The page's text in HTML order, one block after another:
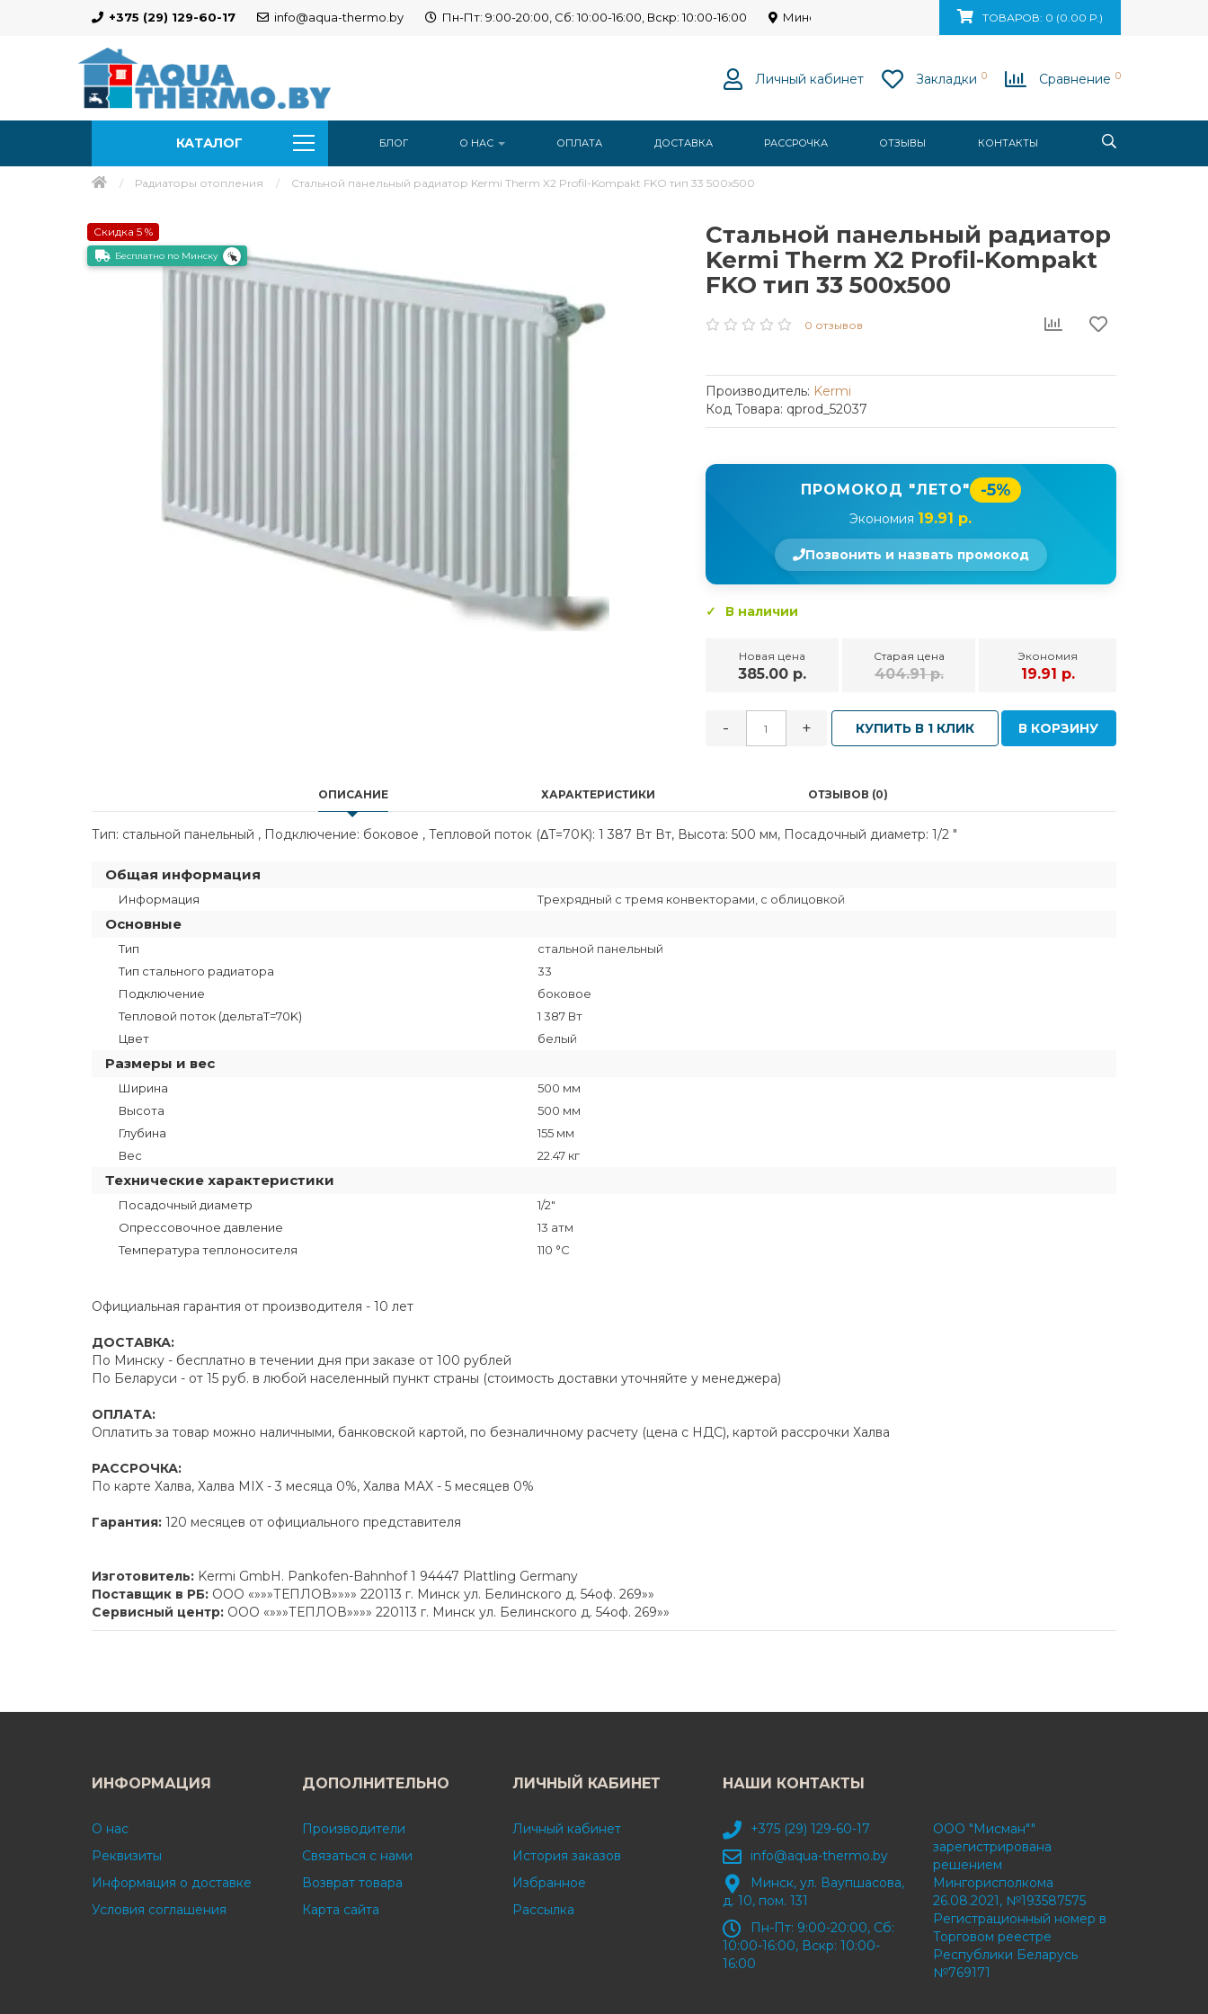
+375 (29) 129-60-17 info@aqua-thermo.by Пн-Пт: 9:00-20:00, Сб: 10:00-16:00, Вскр: 10:00-16:00 Минск, ул. Ваупшасова, д. 10, пом. 131ТОВАРОВ: 0 (0.00 Р.)
Личный кабинет Закладки 0 Сравнение 0
КАТАЛОГ БЛОГ О НАС ОПЛАТА ДОСТАВКА РАССРОЧКА ОТЗЫВЫ КОНТАКТЫ
Радиаторы отопления Стальной панельный радиатор Kermi Therm X2 Profil-Kompakt FKO тип 33 500x500
Скидка 5 %
Бесплатно по Минску
Стальной панельный радиатор
Kermi Therm X2 Profil-Kompakt
FKO тип 33 500x500
0 отзывов
Производитель: Kermi
Код Товара: qprod_52037
ПРОМОКОД "ЛЕТО" -5%
Экономия 19.91 р.
Позвонить и назвать промокод
В наличии
Новая цена
385.00 р.
Старая цена
404.91 р.
Экономия
19.91 р.
- + КУПИТЬ В 1 КЛИК В КОРЗИНУ
ОПИСАНИЕ ХАРАКТЕРИСТИКИ ОТЗЫВОВ (0)
Тип: стальной панельный , Подключение: боковое , Тепловой поток (ΔT=70K): 1 387 Вт Вт, Высота: 500 мм, Посадочный диаметр: 1/2 "
Общая информация
Информация Трехрядный с тремя конвекторами, с облицовкой
Основные
Тип
стальной панельный
Тип стального радиатора
33
Подключение
боковое
Тепловой поток (дельтаT=70K)
1 387 Вт
Цвет
белый
Размеры и вес
Ширина
500 мм
Высота
500 мм
Глубина
155 мм
Вес
22.47 кг
Технические характеристики
Посадочный диаметр
1/2"
Опрессовочное давление
13 атм
Температура теплоносителя
110 °C
Официальная гарантия от производителя - 10 лет
ДОСТАВКА:
По Минску - бесплатно в течении дня при заказе от 100 рублей
По Беларуси - от 15 руб. в любой населенный пункт страны (стоимость доставки уточняйте у менеджера)
ОПЛАТА:
Оплатить за товар можно наличными, банковской картой, по безналичному расчету (цена с НДС), картой рассрочки Халва
РАССРОЧКА:
По карте Халва, Халва MIX - 3 месяца 0%, Халва MAX - 5 месяцев 0%
Гарантия: 120 месяцев от официального представителя
Изготовитель: Kermi GmbH. Pankofen-Bahnhof 1 94447 Plattling Germany
Поставщик в РБ: ООО «»»»ТЕПЛОВ»»»» 220113 г. Минск ул. Белинского д. 54оф. 269»»
Сервисный центр: ООО «»»»ТЕПЛОВ»»»» 220113 г. Минск ул. Белинского д. 54оф. 269»»
ИНФОРМАЦИЯ
О нас
Реквизиты
Информация о доставке
Условия соглашения
ДОПОЛНИТЕЛЬНО
Производители
Связаться с нами
Возврат товара
Карта сайта
ЛИЧНЫЙ КАБИНЕТ
Личный кабинет
История заказов
Избранное
Рассылка
НАШИ КОНТАКТЫ
+375 (29) 129-60-17
info@aqua-thermo.by
Минск, ул. Ваупшасова,
д. 10, пом. 131
Пн-Пт: 9:00-20:00, Сб:
10:00-16:00, Вскр: 10:00-
16:00
ООО "Мисман""
зарегистрирована
решением
Мингорисполкома
26.08.2021, №193587575
Регистрационный номер в
Торговом реестре
Республики Беларусь
№769171